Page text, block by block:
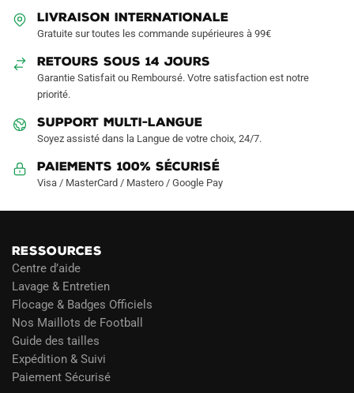
choisies
la
page
produit
page
LIVRAISON INTERNATIONALE
Gratuite sur toutes les commande supérieures à 99€
RETOURS SOUS 14 JOURS
Garantie Satisfait ou Remboursé. Votre satisfaction est notre
priorité.
SUPPORT MULTI-LANGUE
Soyez assisté dans la Langue de votre choix, 24/7.
Paiements 100% Sécurisé
Visa / MasterCard / Mastero / Google Pay
RESSOURCES
Centre d’aide
Lavage & Entretien
Flocage & Badges Officiels
Nos Maillots de Football
Guide des tailles
Expédition & Suivi
Paiement Sécurisé